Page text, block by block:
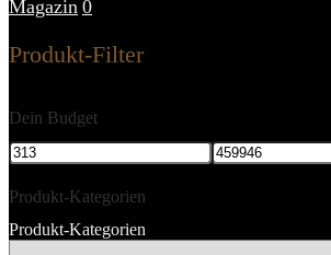
Magazin 0
Produkt-Filter
Dein Budget
Produkt-Kategorien
Produkt-Kategorien